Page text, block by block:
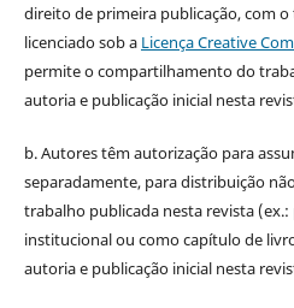
direito de primeira publicação, com
licenciado sob a Licença Creative
permite o compartilhamento do
autoria e publicação inicial nesta
b. Autores têm autorização para
separadamente, para distribuição
trabalho publicada nesta revista
institucional ou como capítulo de
autoria e publicação inicial nesta